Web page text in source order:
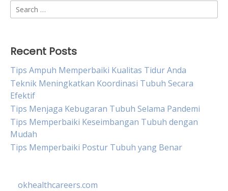
Search
for:
Recent Posts
Tips Ampuh Memperbaiki Kualitas Tidur Anda
Teknik Meningkatkan Koordinasi Tubuh Secara
Efektif
Tips Menjaga Kebugaran Tubuh Selama Pandemi
Tips Memperbaiki Keseimbangan Tubuh dengan
Mudah
Tips Memperbaiki Postur Tubuh yang Benar
okhealthcareers.com